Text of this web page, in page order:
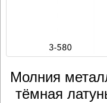
Молния
тёмная